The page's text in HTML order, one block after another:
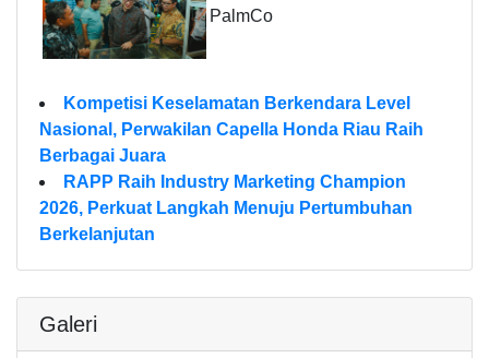
PalmCo
Kompetisi Keselamatan Berkendara Level
Nasional, Perwakilan Capella Honda Riau Raih
Berbagai Juara
RAPP Raih Industry Marketing Champion
2026, Perkuat Langkah Menuju Pertumbuhan
Berkelanjutan
Galeri